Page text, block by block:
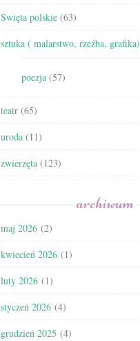
Święta polskie (63)
sztuka ( malarstwo, rzeźba, grafika)
poezja (57)
teatr (65)
uroda (11)
zwierzęta (123)
archiwum
maj 2026 (2)
kwiecień 2026 (1)
luty 2026 (1)
styczeń 2026 (4)
grudzień 2025 (4)